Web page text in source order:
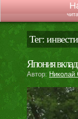
Тег:
Япония
Автор: Николай